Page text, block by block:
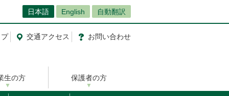
日本語 English 自動翻訳
交通アクセス お問い合わせ
生の方 保護者の方